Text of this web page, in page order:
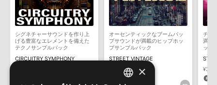
サンプルパック製品には、原則として日本語版操作マニュアルをご
用意しておりません。ご購入後のご不明点や詳細に関するお問い合
わせなどはテクニカルサポート
までご連絡ください。
デモソングは、製品収録サウンドを使ってできることを紹介するた
めのデモンストレーション用の楽曲です。原則として、デモソング
そのものをお使いいただくことはできません。また、デモソングを
構成する全てのサウンドが、サンプルパックに含まれていることを
シグネチャーサウンドを作り上
げる豊富なエレメントを備えた
テクノサンプルパック
CIRCUITRY SYMPHONY
オーセンティックなブームバッ
プサウンドが満載のヒップホッ
プサンプルパック
STREET VINTAGE
¥5,841
292pt
チル
満載
ック
×